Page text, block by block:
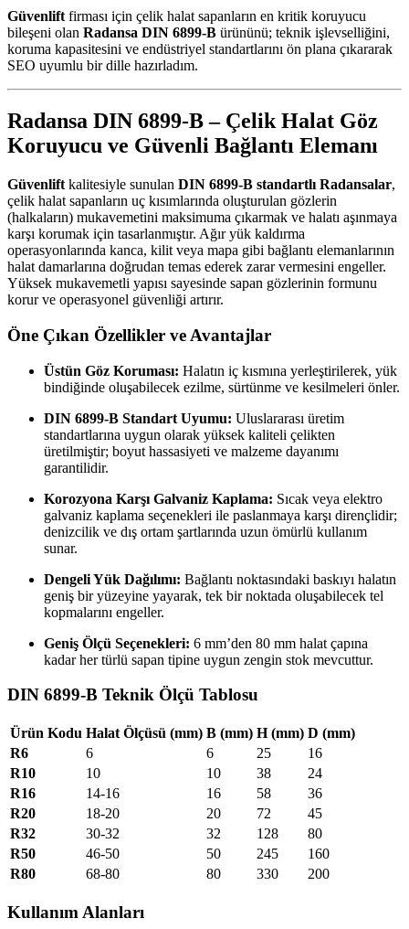
Güvenlift firması için çelik halat sapanların en kritik koruyucu
bileşeni olan Radansa DIN 6899-B ürününü; teknik işlevselliğini,
koruma kapasitesini ve endüstriyel standartlarını ön plana çıkararak
SEO uyumlu bir dille hazırladım.
Radansa DIN 6899-B – Çelik Halat Göz
Koruyucu ve Güvenli Bağlantı Elemanı
Güvenlift kalitesiyle sunulan DIN 6899-B standartlı Radansalar,
çelik halat sapanların uç kısımlarında oluşturulan gözlerin
(halkaların) mukavemetini maksimuma çıkarmak ve halatı aşınmaya
karşı korumak için tasarlanmıştır. Ağır yük kaldırma
operasyonlarında kanca, kilit veya mapa gibi bağlantı elemanlarının
halat damarlarına doğrudan temas ederek zarar vermesini engeller.
Yüksek mukavemetli yapısı sayesinde sapan gözlerinin formunu
korur ve operasyonel güvenliği artırır.
Öne Çıkan Özellikler ve Avantajlar
Üstün Göz Koruması: Halatın iç kısmına yerleştirilerek, yük
bindiğinde oluşabilecek ezilme, sürtünme ve kesilmeleri önler.
DIN 6899-B Standart Uyumu: Uluslararası üretim
standartlarına uygun olarak yüksek kaliteli çelikten
üretilmiştir; boyut hassasiyeti ve malzeme dayanımı
garantilidir.
Korozyona Karşı Galvaniz Kaplama: Sıcak veya elektro
galvaniz kaplama seçenekleri ile paslanmaya karşı dirençlidir;
denizcilik ve dış ortam şartlarında uzun ömürlü kullanım
sunar.
Dengeli Yük Dağılımı: Bağlantı noktasındaki baskıyı halatın
geniş bir yüzeyine yayarak, tek bir noktada oluşabilecek tel
kopmalarını engeller.
Geniş Ölçü Seçenekleri: 6 mm’den 80 mm halat çapına
kadar her türlü sapan tipine uygun zengin stok mevcuttur.
DIN 6899-B Teknik Ölçü Tablosu
Ürün Kodu Halat Ölçüsü (mm) B (mm) H (mm) D (mm)
R6
6 6 25
16
R10
10 10 38
24
R16
14-16 16 58
36
R20
18-20 20 72
45
R32
30-32 32 128
80
R50
46-50 50 245
160
R80
68-80 80 330 200
Kullanım Alanları